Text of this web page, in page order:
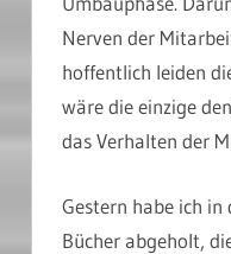
Nerven der
hoffentlich leiden
wäre die einzige
das Verhalten der
Gestern habe ich
Bücher abgeholt,